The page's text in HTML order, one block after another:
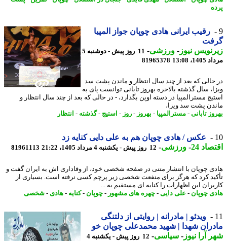
رقیب ایرانی هادی چوپان جواز المپیا
نیوز-ورزشی-
11 روز پیش - دوشنبه 5
13:08
81965378
که بعد از چند سال انتظار و ماندن پشت سد
سال گذشته بالاخره بهروز تابانی توانست پای به
مسترالمپیا در دسته اوپن بگذارد، - در حالی که بعد از چند سال انتظار و
پشت سد ویزا،
تابانی-مسترالمپیا -بهروز- روز- استیج-گذشته-انتظار
عکس / هادی چوپان هم به علی دایی کنایه زد
24
-ورزشی-12 روز پیش - یکشنبه 4 مرداد 1405، 21:22 81961113
چوپان با انتشار متنی در صفحه شخصی خود، از وفاداری اش به ایران گفت و
کرد که هرگز برای منفعت شخصی زیر پرچم کسی نرفته است. بسیاری از
این اظهارات را کنایه ای مستقیم به ...
چوپان-علی دایی- چهره های مشهور-چوپان-کنایه-هادی-شخصی
ویدئو | مادرانه | روایتی از دلتنگی
شهدا | شهید محمدعلی چوپان خو
آرا نیوز-سیاسی-
12 روز پیش - یکشنبه 4